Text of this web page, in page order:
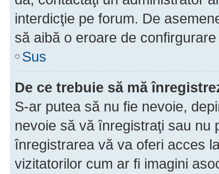
interdicţie pe forum. De
să aibă o eroare de
Sus
De ce trebuie să mă
S-ar putea să nu fie nevoie,
nevoie să vă înregistraţi sau nu
înregistrarea vă va oferi acces
vizitatorilor cum ar fi imagini